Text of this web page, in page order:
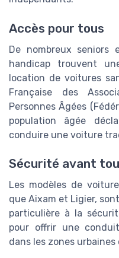
Accès pour tous
De nombreux seniors
handicap trouvent
location de voitures
Française des
Personnes Âgées
population âgée
conduire une voiture
Sécurité avant
Les modèles de
que Aixam et Ligier,
particulière à la
pour offrir une
dans les zones urbaines